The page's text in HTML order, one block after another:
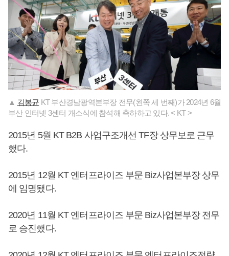
▲ 김봉균 KT 부산경남광역본부장 전무(왼쪽 세 번째)가 2024년 6월
부산 인터넷 3센터 개소식에 참석해 축하하고 있다. < KT >
2015년 5월 KT B2B 사업구조개선 TF장 상무보로 근무
했다.
2015년 12월 KT 엔터프라이즈 부문 Biz사업본부장 상무
에 임명됐다.
2020년 11월 KT 엔터프라이즈 부문 Biz사업본부장 전무
로 승진했다.